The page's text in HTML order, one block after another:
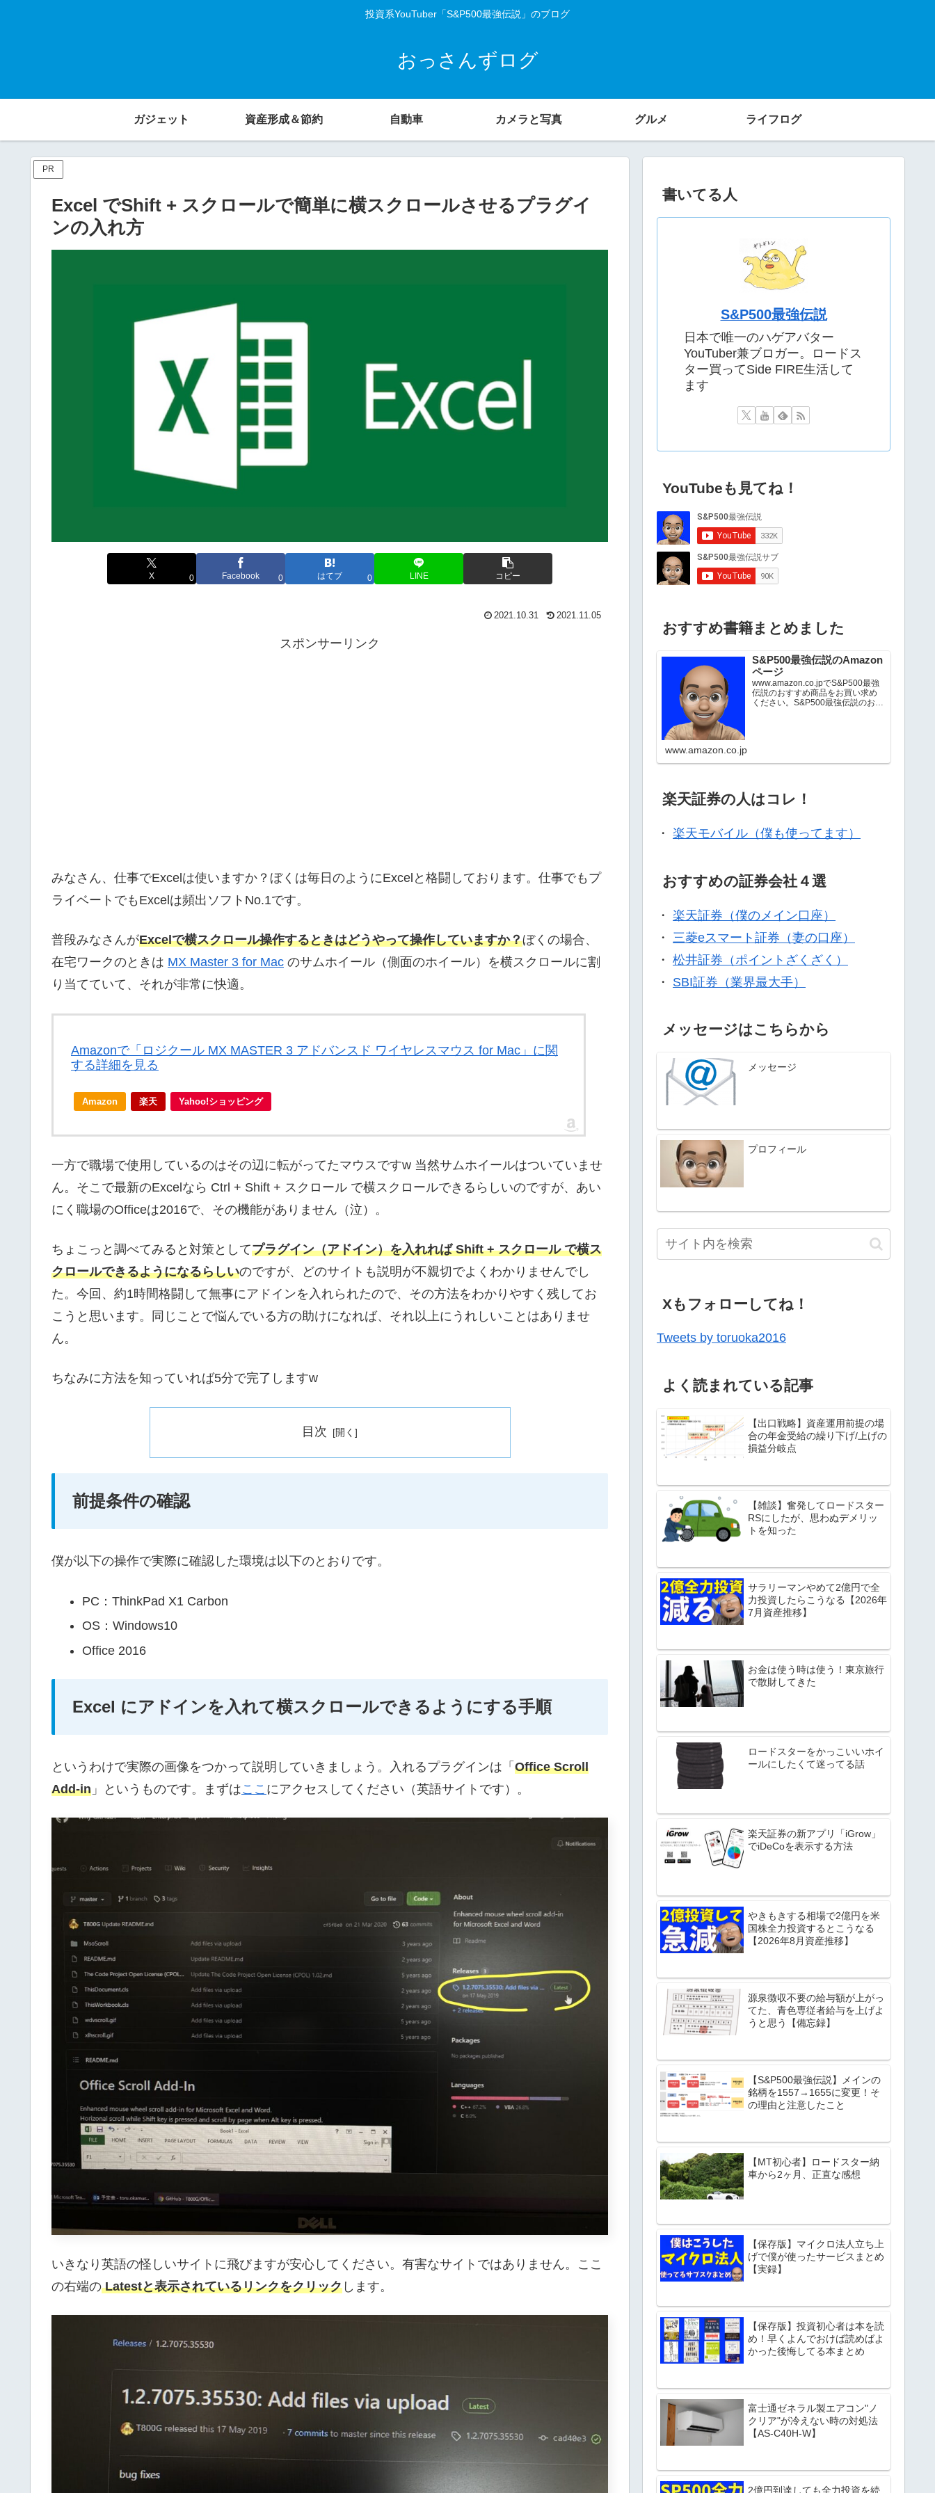
投資系YouTuber「S&P500最強伝説」のブログ
おっさんずログ
ガジェット 資産形成＆節約 自動車 カメラと写真 グルメ ライフログ
PR
Excel でShift + スクロールで簡単に横スクロールさせるプラグイ
ンの入れ方
X 0 Facebook 0 はてブ 0 LINE コピー
2021.10.31 2021.11.05
スポンサーリンク
みなさん、仕事でExcelは使いますか？ぼくは毎日のようにExcelと格闘しております。仕事でもプ
ライベートでもExcelは頻出ソフトNo.1です。
普段みなさんがExcelで横スクロール操作するときはどうやって操作していますか？ぼくの場合、
在宅ワークのときは MX Master 3 for Mac のサムホイール（側面のホイール）を横スクロールに割
り当てていて、それが非常に快適。
Amazonで「ロジクール MX MASTER 3 アドバンスド ワイヤレスマウス for Mac」に関
する詳細を見る
Amazon 楽天 Yahoo!ショッピング
一方で職場で使用しているのはその辺に転がってたマウスですw 当然サムホイールはついていませ
ん。そこで最新のExcelなら Ctrl + Shift + スクロール で横スクロールできるらしいのですが、あい
にく職場のOfficeは2016で、その機能がありません（泣）。
ちょこっと調べてみると対策としてプラグイン（アドイン）を入れれば Shift + スクロール で横ス
クロールできるようになるらしいのですが、どのサイトも説明が不親切でよくわかりませんでし
た。今回、約1時間格闘して無事にアドインを入れられたので、その方法をわかりやすく残してお
こうと思います。同じことで悩んでいる方の助けになれば、それ以上にうれしいことはありませ
ん。
ちなみに方法を知っていれば5分で完了しますw
目次
前提条件の確認
僕が以下の操作で実際に確認した環境は以下のとおりです。
PC：ThinkPad X1 Carbon
OS：Windows10
Office 2016
Excel にアドインを入れて横スクロールできるようにする手順
というわけで実際の画像をつかって説明していきましょう。入れるプラグインは「 Office Scroll
Add-in 」というものです。まずはここ にアクセスしてください（英語サイトです）。
いきなり英語の怪しいサイトに飛びますが安心してください。有害なサイトではありません。ここ
の右端のLatestと表示されているリンクをクリック します。
書いてる人
S&P500最強伝説
日本で唯一のハゲアバター
YouTuber兼ブロガー。ロードス
ター買ってSide FIRE生活して
ます
YouTubeも見てね！
おすすめ書籍まとめました
S&P500最強伝説のAmazon
ページ
www.amazon.co.jpでS&P500最強
伝説のおすすめ商品をお買い求め
ください。S&P500最強伝説のお気
www.amazon.co.jp
楽天証券の人はコレ！
・ 楽天モバイル（僕も使ってます）
おすすめの証券会社４選
・ 楽天証券（僕のメイン口座）
・ 三菱eスマート証券（妻の口座）
・ 松井証券（ポイントざくざく）
・ SBI証券（業界最大手）
メッセージはこちらから
メッセージ
プロフィール
Xもフォローしてね！
Tweets by toruoka2016
よく読まれている記事
【出口戦略】資産運用前提の場
合の年金受給の繰り下げ/上げの
損益分岐点
【雑談】奮発してロードスター
RSにしたが、思わぬデメリッ
トを知った
サラリーマンやめて2億円で全
力投資したらこうなる【2026年
7月資産推移】
お金は使う時は使う！東京旅行
で散財してきた
ロードスターをかっこいいホイ
ールにしたくて迷ってる話
楽天証券の新アプリ「iGrow」
でiDeCoを表示する方法
やきもきする相場で2億円を米
国株全力投資するとこうなる
【2026年8月資産推移】
源泉徴収不要の給与額が上がっ
てた、青色専従者給与を上げよ
うと思う【備忘録】
【S&P500最強伝説】メインの
銘柄を1557→1655に変更！そ
の理由と注意したこと
【MT初心者】ロードスター納
車から2ヶ月、正直な感想
【保存版】マイクロ法人立ち上
げで僕が使ったサービスまとめ
【実録】
【保存版】投資初心者は本を読
め！早くよんでおけば読めばよ
かった後悔してる本まとめ
富士通ゼネラル製エアコン"ノ
クリア"が冷えない時の対処法
【AS-C40H-W】
2億円到達しても全力投資を続